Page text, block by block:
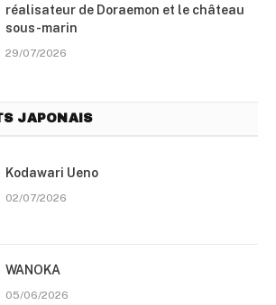
réalisateur de Doraemon et le château
sous-marin
29/07/2026
JAPONAIS
Kodawari Ueno
02/07/2026
WANOKA
05/06/2026